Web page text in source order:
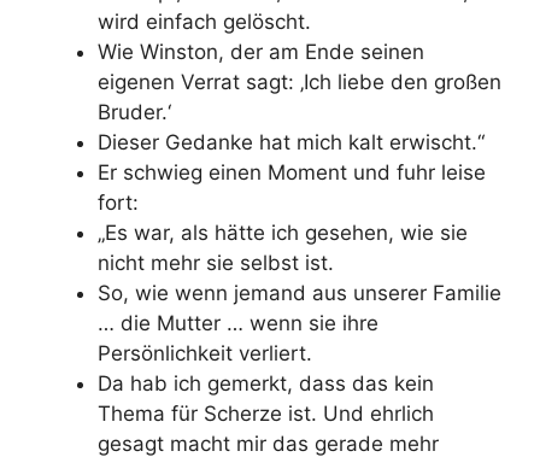
wird einfach gelöscht.
Wie Winston, der am Ende seinen
eigenen Verrat sagt: ‚Ich liebe den großen
Bruder.‘
Dieser Gedanke hat mich kalt erwischt.“
Er schwieg einen Moment und fuhr leise
fort:
„Es war, als hätte ich gesehen, wie sie
nicht mehr sie selbst ist.
So, wie wenn jemand aus unserer Familie
… die Mutter … wenn sie ihre
Persönlichkeit verliert.
Da hab ich gemerkt, dass das kein
Thema für Scherze ist. Und ehrlich
gesagt macht mir das gerade mehr